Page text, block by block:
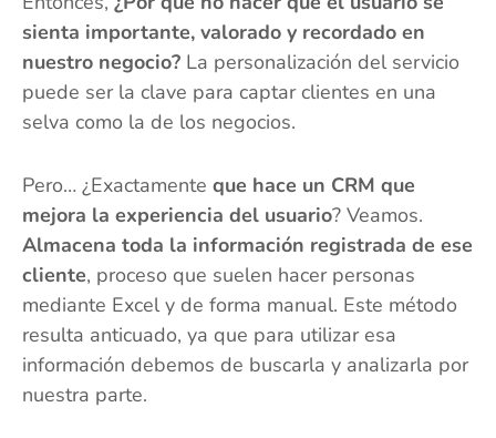
sienta importante, valorado y recordado en
nuestro negocio? La personalización del servicio
puede ser la clave para captar clientes en una
selva como la de los negocios.
Pero… ¿Exactamente que hace un CRM que
mejora la experiencia del usuario? Veamos.
Almacena toda la información registrada de ese
cliente, proceso que suelen hacer personas
mediante Excel y de forma manual. Este método
resulta anticuado, ya que para utilizar esa
información debemos de buscarla y analizarla por
nuestra parte.